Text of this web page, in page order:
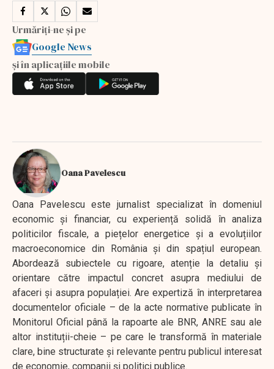
Urmăriți-ne și pe
Google News
și în aplicațiile mobile
Oana Pavelescu
Oana Pavelescu este jurnalist specializat în domeniul
economic și financiar, cu experiență solidă în analiza
politicilor fiscale, a piețelor energetice și a evoluțiilor
macroeconomice din România și din spațiul european.
Abordează subiectele cu rigoare, atenție la detaliu și
orientare către impactul concret asupra mediului de
afaceri și asupra populației. Are expertiză în interpretarea
documentelor oficiale – de la acte normative publicate în
Monitorul Oficial până la rapoarte ale BNR, ANRE sau ale
altor instituții-cheie – pe care le transformă în materiale
clare, bine structurate și relevante pentru publicul interesat
de economie, companii și politici publice.